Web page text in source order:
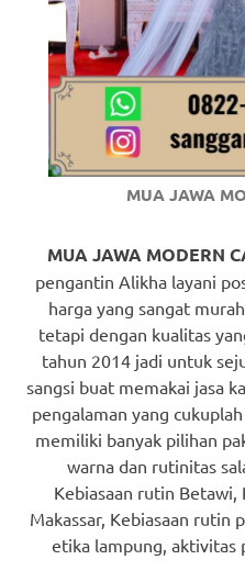
these
guys
comment
here
replica
watches.
favorite
replica
MUA JAWA
MUA JAWA MODERN
pengantin Alikha layani
harga yang sangat
tetapi dengan kualitas
tahun 2014 jadi untuk
sangsi buat memakai jasa
pengalaman yang
memiliki banyak pilihan
warna dan rutinitas
Kebiasaan rutin
Makassar, Kebiasaan rutin
etika lampung, aktivitas